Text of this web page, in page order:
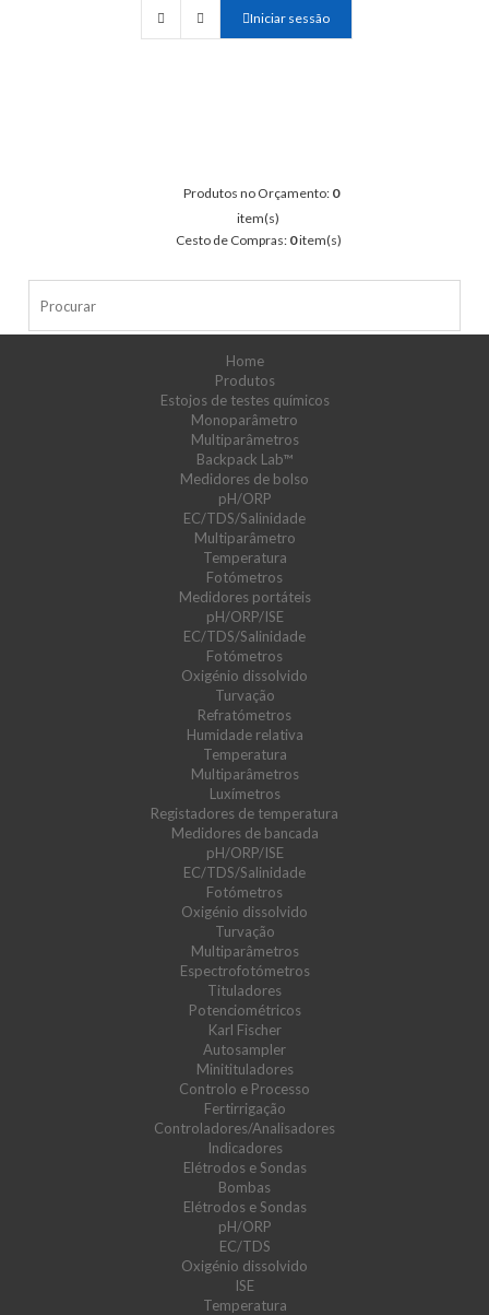
Iniciar sessão
Produtos no Orçamento: 0
item(s)
Cesto de Compras: 0item(s)
Home
Produtos
Estojos de testes químicos
Monoparâmetro
Multiparâmetros
Backpack Lab™
Medidores de bolso
pH/ORP
EC/TDS/Salinidade
Multiparâmetro
Temperatura
Fotómetros
Medidores portáteis
pH/ORP/ISE
EC/TDS/Salinidade
Fotómetros
Oxigénio dissolvido
Turvação
Refratómetros
Humidade relativa
Temperatura
Multiparâmetros
Luxímetros
Registadores de temperatura
Medidores de bancada
pH/ORP/ISE
EC/TDS/Salinidade
Fotómetros
Oxigénio dissolvido
Turvação
Multiparâmetros
Espectrofotómetros
Tituladores
Potenciométricos
Karl Fischer
Autosampler
Minitituladores
Controlo e Processo
Fertirrigação
Controladores/Analisadores
Indicadores
Elétrodos e Sondas
Bombas
Elétrodos e Sondas
pH/ORP
EC/TDS
Oxigénio dissolvido
ISE
Temperatura